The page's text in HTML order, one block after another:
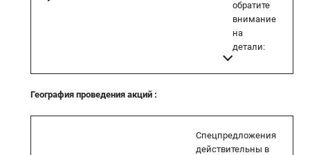
обратите
внимание
на
детали:
География проведения акций :
Спецпредложения
действительны в